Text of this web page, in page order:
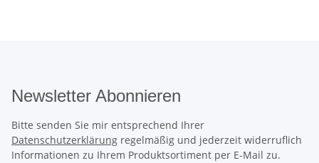
Newsletter Abonnieren
Bitte senden Sie mir entsprechend Ihrer
Datenschutzerklärung regelmäßig und jederzeit widerruflich
Informationen zu Ihrem Produktsortiment per E-Mail zu.